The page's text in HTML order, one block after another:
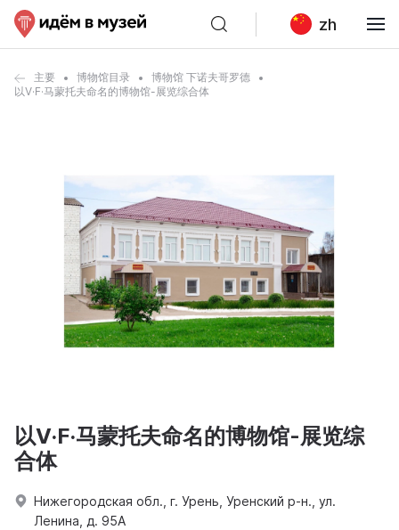
zh
主要 博物馆目录
博物馆 下诺夫哥罗德
以V·F·马蒙托夫命名的博物馆-展览综合体
以V·F·马蒙托夫命名的博物馆-展览综
合体
Нижегородская обл., г. Урень, Уренский р-н., ул.
Ленина, д. 95А